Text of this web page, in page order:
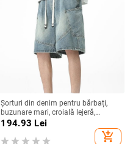
Șorturi din denim pentru bărbați,
buzunare mari, croială lejeră,
mărime plus, lungime medie
194.93 Lei
add_shopping_cart